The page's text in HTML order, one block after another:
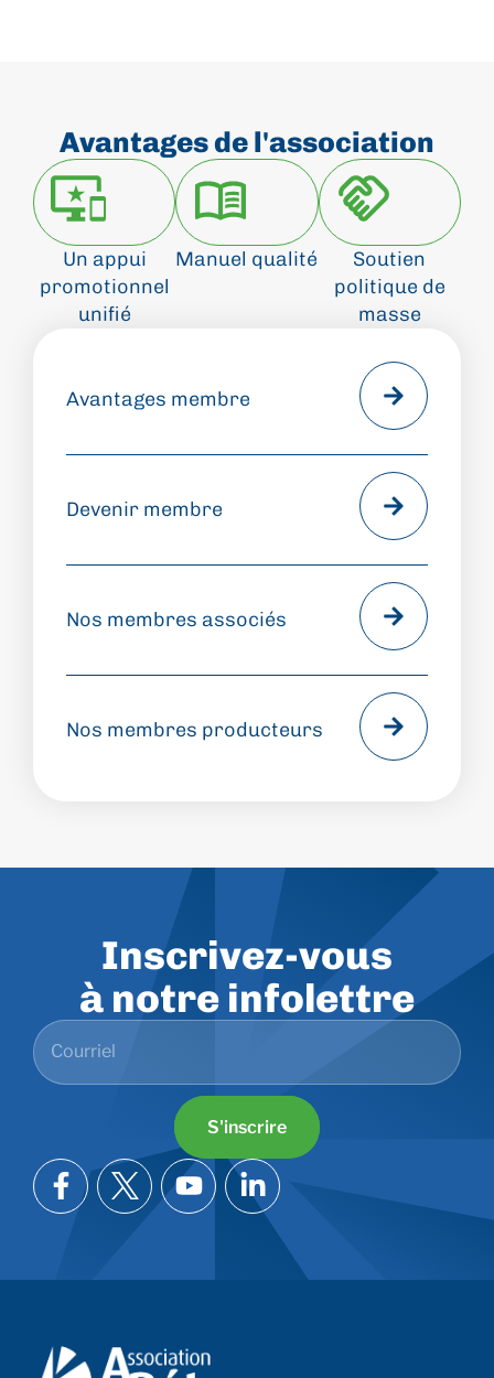
Avantages de l'association
Un appui
promotionnel
unifié
Manuel qualité
Soutien
politique de
masse
Avantages membre
Devenir membre
Nos membres associés
Nos membres producteurs
Inscrivez-vous
à notre infolettre
S'inscrire